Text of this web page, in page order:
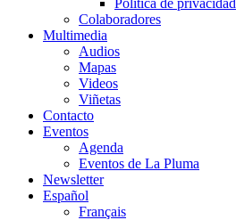
Política de privacidad
Colaboradores
Multimedia
Audios
Mapas
Videos
Viñetas
Contacto
Eventos
Agenda
Eventos de La Pluma
Newsletter
Español
Français